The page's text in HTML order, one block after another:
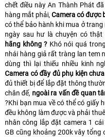
chết điều này An Thành Phát
hàng mắt phải,Camera có được
có thể bảo hành khi mua ở
ngày sau hư là chuyện có
hãng không ? Khó nói quá
nhái hàng giả rất tràng lan tem
dùng thì lại thiếu nhiều kinh
Camera có đầy đủ phụ kiện
đủ thiết bị để lắp đặt thông
chân đế, ngoài ra vấn đề quan
?Khi bạn mua về có thể có giấy
đều không làm được và phải
nhân công lắp đặt camera 1
GB cũng khoảng 200k vây tổng